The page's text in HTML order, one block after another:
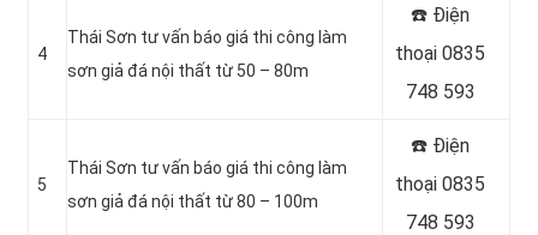
4
Thái Sơn tư vấn báo giá thi công làm
sơn giả đá nội thất từ 50 – 80m
☎️ Điện
thoại 0835
748 593
5
Thái Sơn tư vấn báo giá thi công làm
sơn giả đá nội thất từ 80 – 100m
☎️ Điện
thoại 0835
748 593